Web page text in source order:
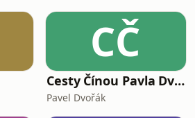
CČ
Cesty Čínou Pavla Dvořáka
Pavel Dvořák